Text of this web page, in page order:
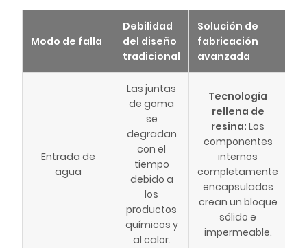
Modo de falla
Debilidad
del diseño
tradicional
Solución de
fabricación
avanzada
Entrada de
agua
Las juntas
de goma
se
degradan
con el
tiempo
debido a
los
productos
químicos y
al calor.
Tecnología
rellena de
resina: Los
componentes
internos
completamente
encapsulados
crean un bloque
sólido e
impermeable.